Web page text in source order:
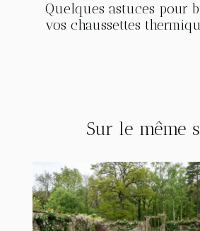
Quelques astuces pour
vos chaussettes
Sur le même